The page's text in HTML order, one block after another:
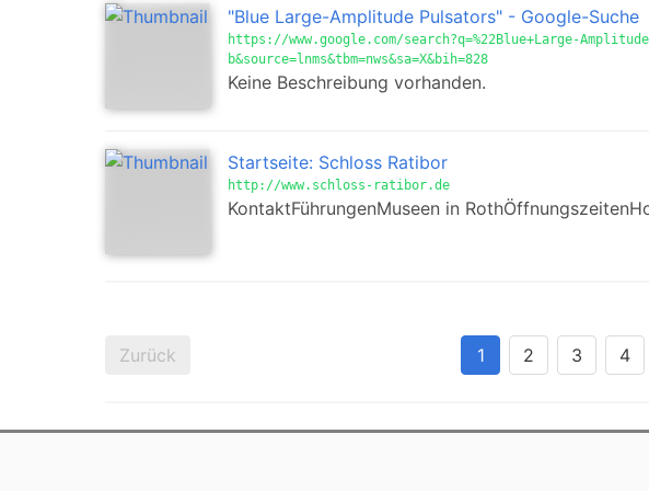
"Blue Large-Amplitude Pulsators" - Google-Suche
https://www.google.com/search?q=%22Blue+Large-
b&source=lnms&tbm=nws&sa=X&bih=828
Keine Beschreibung vorhanden.
Startseite: Schloss Ratibor
http://www.schloss-ratibor.de
KontaktFührungenMuseen in
Zurück 1 2 3 4